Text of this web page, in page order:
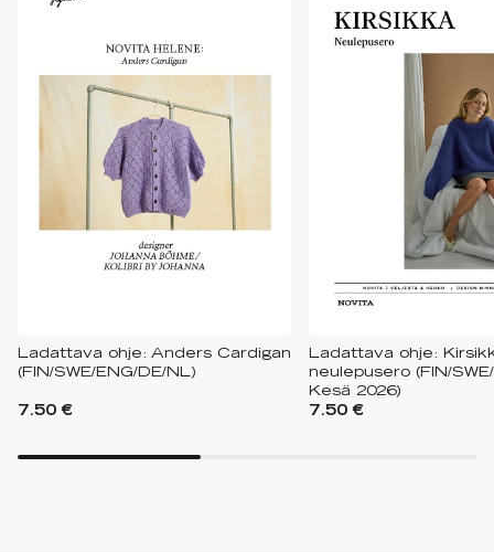
Ladattava ohje: Anders Cardigan
(FIN/SWE/ENG/DE/NL)
7.50 €
Ladattava ohje:
neulepusero (FIN/
Kesä 2026)
7.50 €